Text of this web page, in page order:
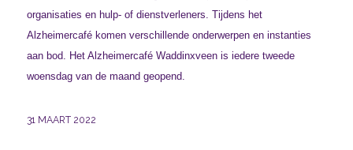
organisaties en hulp- of dienstverleners. Tijdens het
Alzheimercafé komen verschillende onderwerpen en instanties
aan bod. Het Alzheimercafé Waddinxveen is iedere tweede
woensdag van de maand geopend.
31 MAART 2022